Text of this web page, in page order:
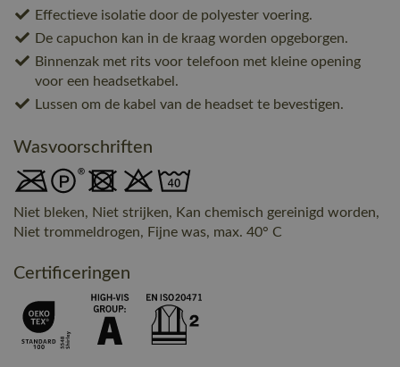
Effectieve isolatie door de polyester voering.
De capuchon kan in de kraag worden opgeborgen.
Binnenzak met rits voor telefoon met kleine opening
voor een headsetkabel.
Lussen om de kabel van de headset te bevestigen.
Wasvoorschriften
Niet bleken, Niet strijken, Kan chemisch gereinigd worden,
Niet trommeldrogen, Fijne was, max. 40° C
Certificeringen